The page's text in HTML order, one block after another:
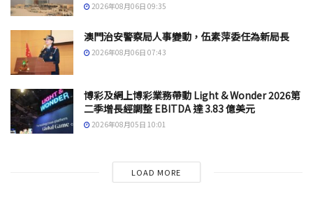
2026年08月06日 09:35
澳門治安警察局人事變動，伍素萍委任為新局長
2026年08月06日 07:43
博彩及網上博彩業務帶動 Light & Wonder 2026第
二季增長經調整 EBITDA 達 3.83 億美元
2026年08月05日 10:01
LOAD MORE